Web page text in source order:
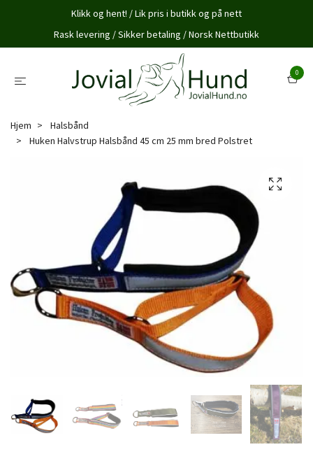
Klikk og hent! / Lik pris i butikk og på nett
Rask levering / Sikker betaling / Norsk Nettbutikk
0
Hjem
Halsbånd
Huken Halvstrup Halsbånd 45 cm 25 mm bred Polstret